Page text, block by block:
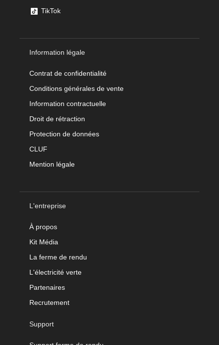
TikTok
Information légale
Contrat de confidentialité
Conditions générales de vente
Information contractuelle
Droit de rétraction
Protection de données
CLUF
Mention légale
L'entreprise
À propos
Kit Média
La ferme de rendu
L'électricité verte
Partenaires
Recrutement
Support